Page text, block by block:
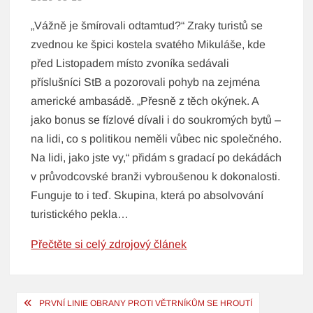
„Vážně je šmírovali odtamtud?“ Zraky turistů se
zvednou ke špici kostela svatého Mikuláše, kde
před Listopadem místo zvoníka sedávali
příslušníci StB a pozorovali pohyb na zejména
americké ambasádě. „Přesně z těch okýnek. A
jako bonus se fízlové dívali i do soukromých bytů –
na lidi, co s politikou neměli vůbec nic společného.
Na lidi, jako jste vy,“ přidám s gradací po dekádách
v průvodcovské branži vybroušenou k dokonalosti.
Funguje to i teď. Skupina, která po absolvování
turistického pekla…
Přečtěte si celý zdrojový článek
Navigace
PRVNÍ LINIE OBRANY PROTI VĚTRNÍKŮM SE HROUTÍ